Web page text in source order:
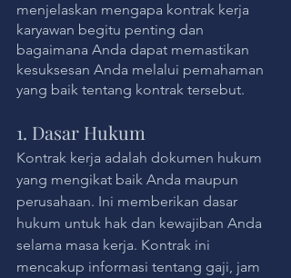
menjelaskan mengapa kontrak kerja
karyawan begitu penting dan
bagaimana Anda dapat memastikan
kesuksesan Anda melalui pemahaman
yang baik tentang kontrak tersebut.
1. Dasar Hukum
Kontrak kerja adalah dokumen hukum
yang mengikat baik Anda maupun
perusahaan. Ini memberikan dasar
hukum untuk hak dan kewajiban Anda
selama masa kerja. Kontrak ini
mencakup informasi tentang gaji, jam